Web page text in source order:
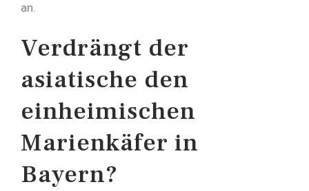
an.
Verdrängt der
asiatische den
einheimischen
Marienkäfer in
Bayern?